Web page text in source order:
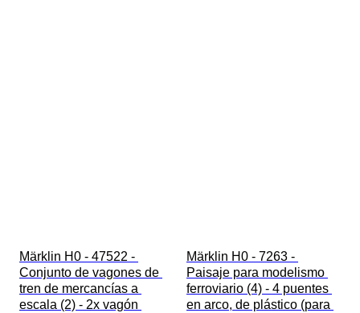
Märklin H0 - 47522 -
Conjunto de vagones de
tren de mercancías a
escala (2) - 2x vagón
Märklin H0 - 7263 -
Paisaje para modelismo
ferroviario (4) - 4 puentes
en arco, de plástico (para